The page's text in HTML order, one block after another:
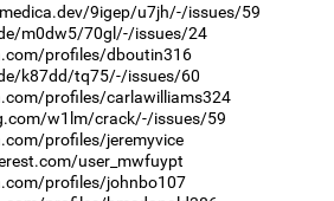
9igep/u7jh/-/issues/59
m0dw5/70gl/-/issues/24
profiles/dboutin316
k87dd/tq75/-/issues/60
profiles/carlawilliams324
w1lm/crack/-/issues/59
profiles/jeremyvice
user_mwfuypt
profiles/johnbo107